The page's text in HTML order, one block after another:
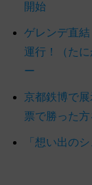
開始
ゲレンデ直
運行！（た
ー
京都鉄博で
票で勝った
「想い出の